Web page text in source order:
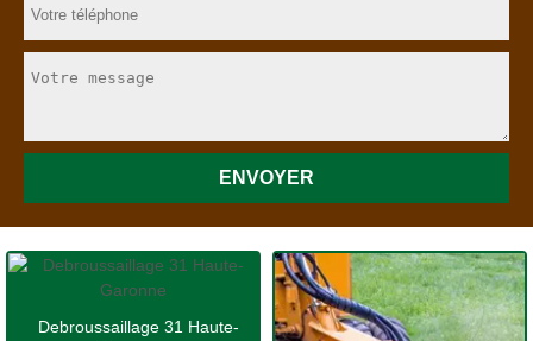
Debroussaillage 31 Haute-